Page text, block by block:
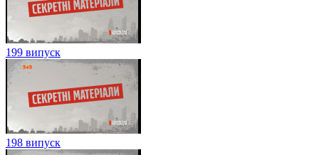
199 випуск
198 випуск